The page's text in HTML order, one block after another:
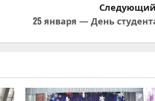
25 января — День